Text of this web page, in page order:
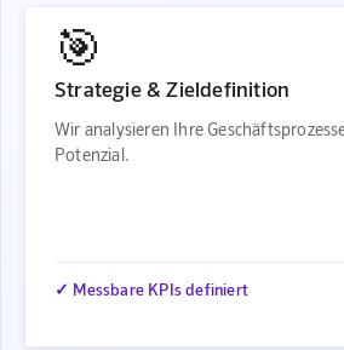
🎯
Strategie & Zieldefinition
Wir analysieren Ihre
Potenzial.
✓ Messbare KPIs definiert